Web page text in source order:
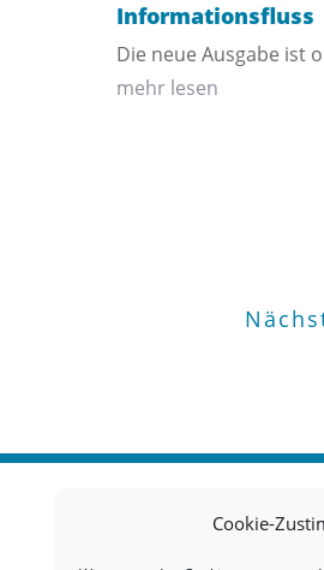
Cookie-
Informationsfluss
Die neue Ausgabe ist
mehr lesen